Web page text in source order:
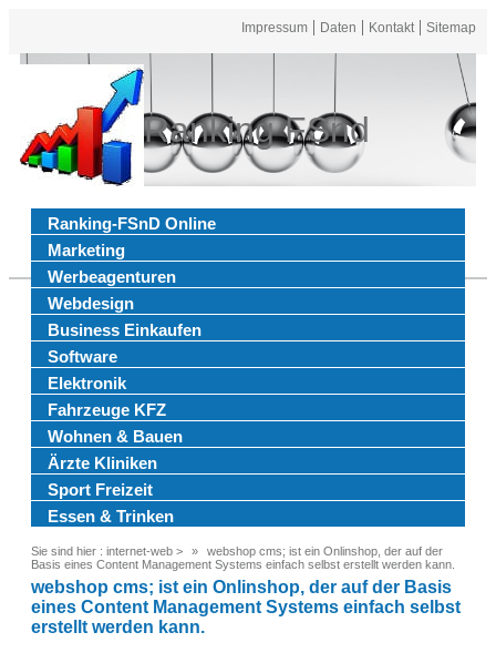
Impressum Daten Kontakt Sitemap
Ranking FSnd
Ranking-FSnD Online
Marketing
Werbeagenturen
Webdesign
Business Einkaufen
Software
Elektronik
Fahrzeuge KFZ
Wohnen & Bauen
Ärzte Kliniken
Sport Freizeit
Essen & Trinken
Sie sind hier : internet-web >
webshop cms; ist ein Onlinshop, der auf der
Basis eines Content Management Systems einfach selbst erstellt werden kann.
webshop cms; ist ein Onlinshop, der auf der Basis
eines Content Management Systems einfach selbst
erstellt werden kann.